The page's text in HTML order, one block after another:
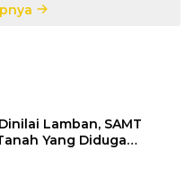
Lamban, SAMT
Yang Diduga